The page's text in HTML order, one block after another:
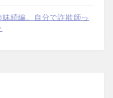
妹続編。自分で詐欺師っ